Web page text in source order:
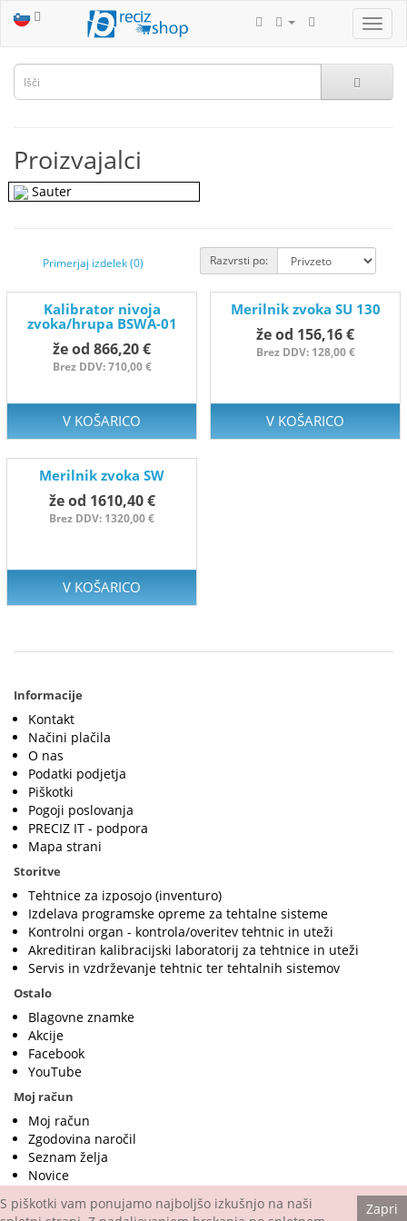
Proizvajalci
Sauter
Primerjaj izdelek (0) Razvrsti po:
Kalibrator nivoja
zvoka/hrupa BSWA-01
že od 866,20 €
Brez DDV: 710,00 €
V KOŠARICO
Merilnik zvoka SU 130
že od 156,16 €
Brez DDV: 128,00 €
V KOŠARICO
Merilnik zvoka SW
že od 1610,40 €
Brez DDV: 1320,00 €
V KOŠARICO
Informacije
Kontakt
Načini plačila
O nas
Podatki podjetja
Piškotki
Pogoji poslovanja
PRECIZ IT - podpora
Mapa strani
Storitve
Tehtnice za izposojo (inventuro)
Izdelava programske opreme za tehtalne sisteme
Kontrolni organ - kontrola/overitev tehtnic in uteži
Akreditiran kalibracijski laboratorij za tehtnice in uteži
Servis in vzdrževanje tehtnic ter tehtalnih sistemov
Ostalo
Blagovne znamke
Akcije
Facebook
YouTube
Moj račun
Moj račun
Zgodovina naročil
Seznam želja
Novice
Zapri
S piškotki vam ponujamo najboljšo izkušnjo na naši